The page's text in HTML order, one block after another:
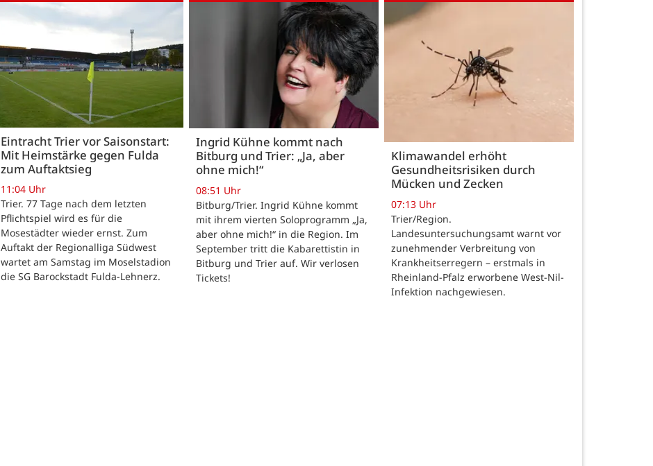
Eintracht Trier vor Saisonstart:
Mit Heimstärke gegen Fulda
zum Auftaktsieg
11:04 Uhr
Trier. 77 Tage nach dem letzten
Pflichtspiel wird es für die
Mosestädter wieder ernst. Zum
Auftakt der Regionalliga Südwest
wartet am Samstag im Moselstadion
die SG Barockstadt Fulda-Lehnerz.
Ingrid Kühne kommt nach
Bitburg und Trier: „Ja, aber
ohne mich!“
08:51 Uhr
Bitburg/Trier. Ingrid Kühne kommt
mit ihrem vierten Soloprogramm „Ja,
aber ohne mich!“ in die Region. Im
September tritt die Kabarettistin in
Bitburg und Trier auf. Wir verlosen
Tickets!
Klimawandel erhöht
Gesundheitsrisiken durch
Mücken und Zecken
07:13 Uhr
Trier/Region.
Landesuntersuchungsamt warnt vor
zunehmender Verbreitung von
Krankheitserregern – erstmals in
Rheinland-Pfalz erworbene West-Nil-
Infektion nachgewiesen.